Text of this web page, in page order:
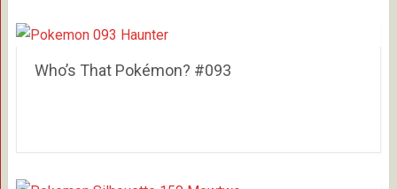
Who’s That Pokémon? #093